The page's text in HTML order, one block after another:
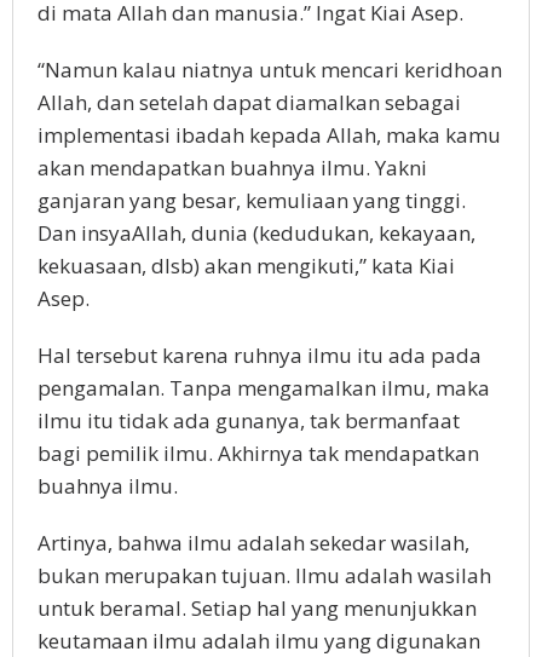
di mata Allah dan manusia.” Ingat Kiai Asep.
“Namun kalau niatnya untuk mencari keridhoan
Allah, dan setelah dapat diamalkan sebagai
implementasi ibadah kepada Allah, maka kamu
akan mendapatkan buahnya ilmu. Yakni
ganjaran yang besar, kemuliaan yang tinggi.
Dan insyaAllah, dunia (kedudukan, kekayaan,
kekuasaan, dlsb) akan mengikuti,” kata Kiai
Asep.
Hal tersebut karena ruhnya ilmu itu ada pada
pengamalan. Tanpa mengamalkan ilmu, maka
ilmu itu tidak ada gunanya, tak bermanfaat
bagi pemilik ilmu. Akhirnya tak mendapatkan
buahnya ilmu.
Artinya, bahwa ilmu adalah sekedar wasilah,
bukan merupakan tujuan. Ilmu adalah wasilah
untuk beramal. Setiap hal yang menunjukkan
keutamaan ilmu adalah ilmu yang digunakan